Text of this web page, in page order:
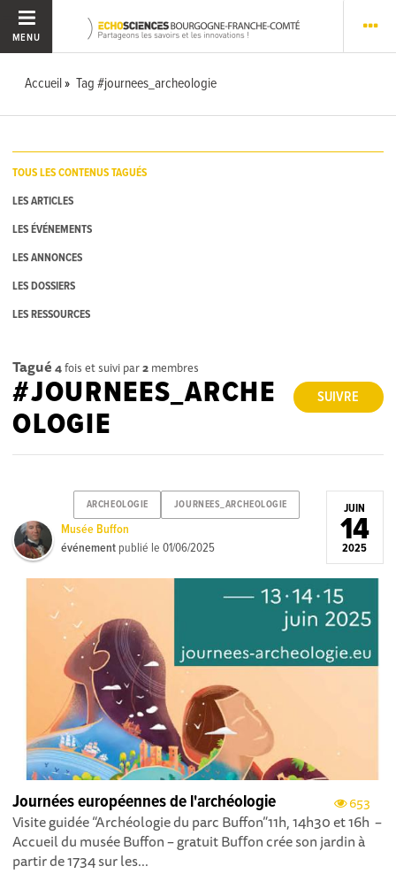
MENU
Accueil Tag #journees_archeologie
TOUS LES CONTENUS TAGUÉS
LES ARTICLES
LES ÉVÉNEMENTS
LES ANNONCES
LES DOSSIERS
LES RESSOURCES
Tagué 4fois et suivi par2 membres
SUIVRE
#JOURNEES_ARCHE
OLOGIE
ARCHEOLOGIE JOURNEES_ARCHEOLOGIE
Musée Buffon
événement publié le01/06/2025
JUIN
14
2025
653
Journées européennes de l'archéologie
Visite guidée “Archéologie du parc Buffon”11h, 14h30 et 16h –
Accueil du musée Buffon – gratuit Buﬀon crée son jardin à
partir de 1734 sur les...